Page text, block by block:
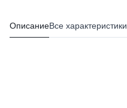
ОписаниеВсе характеристики